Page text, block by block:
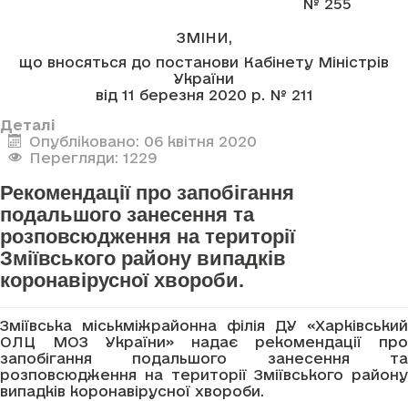
№ 255
ЗМІНИ,
що вносяться до постанови Кабінету Міністрів
України
від 11 березня 2020 р. № 211
Деталі
Опубліковано: 06 квітня 2020
Перегляди: 1229
Рекомендації про запобігання
подальшого занесення та
розповсюдження на території
Зміївського району випадків
коронавірусної хвороби.
Зміївська міськміжрайонна філія ДУ «Харківський
ОЛЦ МОЗ України» надає рекомендації про
запобігання подальшого занесення та
розповсюдження на території Зміївського району
випадків коронавірусної хвороби.